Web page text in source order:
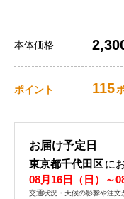
本体価格
ポイント 115
お届け予定日
東京都千代田区に
08月16日（日）～
交通状況・天候の影響や注